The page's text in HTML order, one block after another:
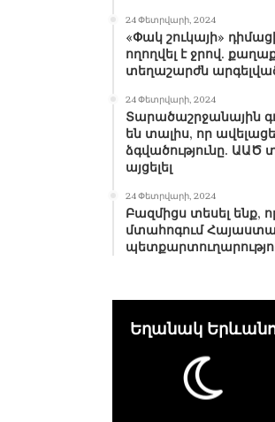
24 Փետրվարի, 2024
«Փակ շուկայի»
ողողվել է ջրով.
տեղաշարժն
24 Փետրվարի, 2024
Տարածաշրջանային
են տալիս, որ
ձգվածությունը. ԱԱԾ
այցելել
24 Փետրվարի, 2024
Բազմիցս տեսել ենք,
մտահոգում
Եղանակ